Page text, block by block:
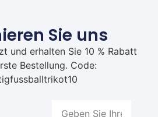
Sie uns
und erhalten Sie 10 % Rabatt
Bestellung. Code: